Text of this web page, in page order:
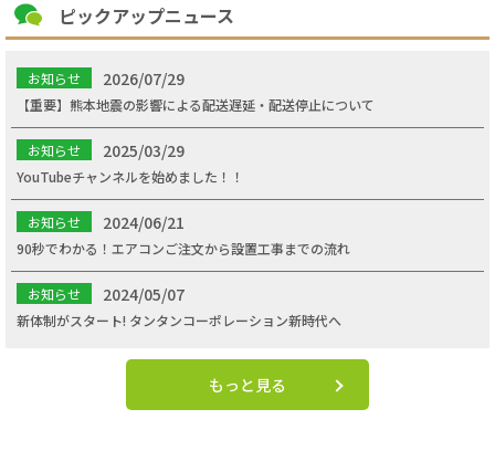
ピックアップニュース
お知らせ 2026/07/29
【重要】熊本地震の影響による配送遅延・配送停止について
お知らせ 2025/03/29
YouTubeチャンネルを始めました！！
お知らせ 2024/06/21
90秒でわかる！エアコンご注文から設置工事までの流れ
お知らせ 2024/05/07
新体制がスタート! タンタンコーポレーション新時代へ
もっと見る